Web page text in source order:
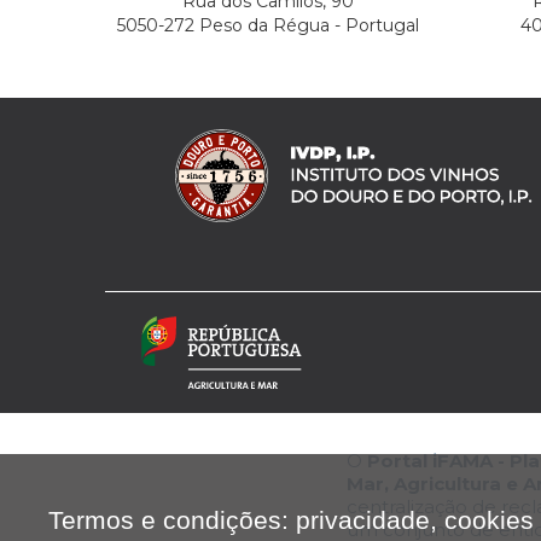
5050-272 Peso da Régua - Portugal
OPortal iFAMA -
centralização de
um conjunto de
Termos e condições: privacidade,